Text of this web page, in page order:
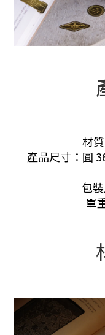
材
產品尺寸：圓
包
單